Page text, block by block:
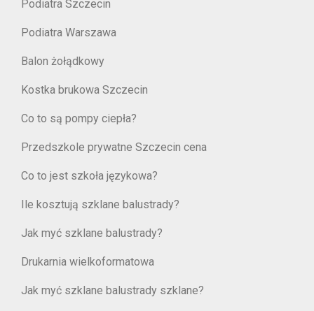
Podiatra Szczecin
Podiatra Warszawa
Balon żołądkowy
Kostka brukowa Szczecin
Co to są pompy ciepła?
Przedszkole prywatne Szczecin cena
Co to jest szkoła językowa?
Ile kosztują szklane balustrady?
Jak myć szklane balustrady?
Drukarnia wielkoformatowa
Jak myć szklane balustrady szklane?